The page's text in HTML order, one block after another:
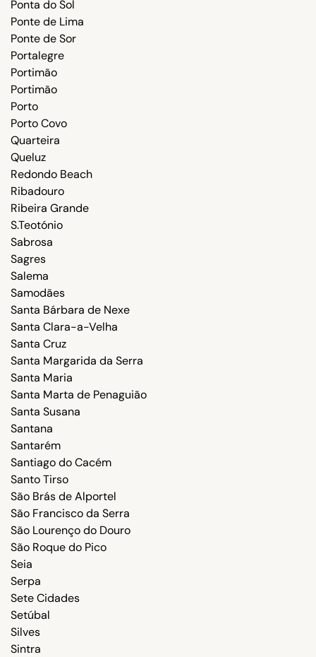
Ponta do Sol
Ponte de Lima
Ponte de Sor
Portalegre
Portimão
Portimão
Porto
Porto Covo
Quarteira
Queluz
Redondo Beach
Ribadouro
Ribeira Grande
S.Teotónio
Sabrosa
Sagres
Salema
Samodães
Santa Bárbara de Nexe
Santa Clara-a-Velha
Santa Cruz
Santa Margarida da Serra
Santa Maria
Santa Marta de Penaguião
Santa Susana
Santana
Santarém
Santiago do Cacém
Santo Tirso
São Brás de Alportel
São Francisco da Serra
São Lourenço do Douro
São Roque do Pico
Seia
Serpa
Sete Cidades
Setúbal
Silves
Sintra